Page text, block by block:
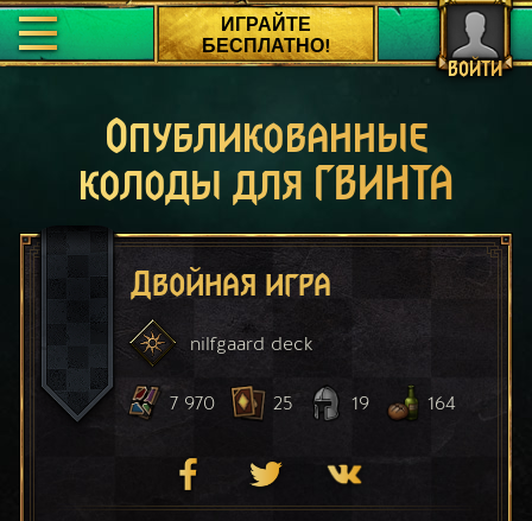
ВОЙТИ
ИГРАЙТЕ
БЕСПЛАТНО!
Опубликованные
колоды для ГВИНТА
Двойная игра
nilfgaard deck
7 970 25 19 164